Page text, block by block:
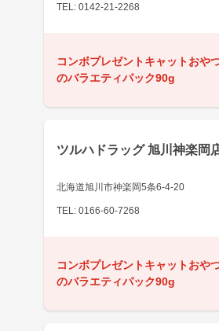
TEL: 0142-21-2268
コンボプレゼントキャットおや
のバラエティパック90g
ツルハドラッグ 旭川神楽岡
北海道旭川市神楽岡5条6-4-20
TEL: 0166-60-7268
コンボプレゼントキャットおや
のバラエティパック90g